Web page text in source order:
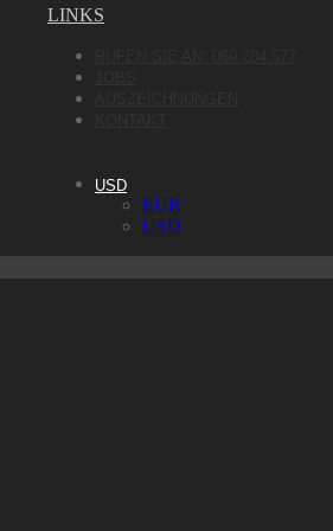
LINKS
USD
EUR
USD